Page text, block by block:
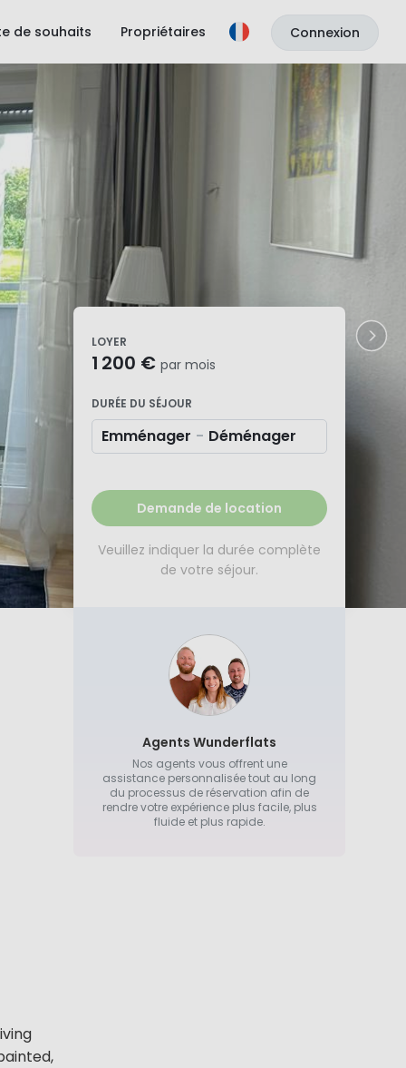
de souhaits Propriétaires Connexion
LOYER
1 200 € par mois
DURÉE DU SÉJOUR
Emménager - Déménager
Demande de location
Veuillez indiquer la durée complète
de votre séjour.
Agents Wunderflats
Nos agents vous offrent une
assistance personnalisée tout au long
du processus de réservation afin de
rendre votre expérience plus facile, plus
fluide et plus rapide.